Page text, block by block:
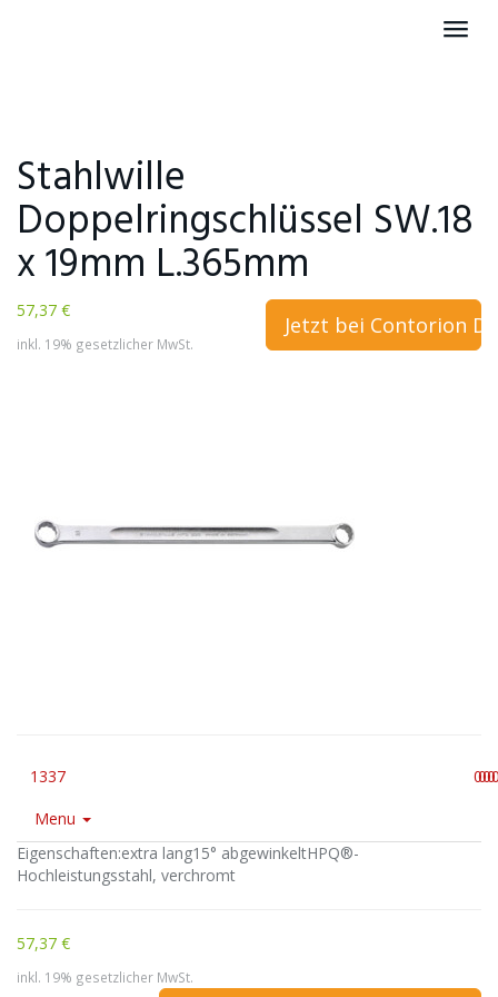
Stahlwille
Doppelringschlüssel SW.18
x 19mm L.365mm
57,37 €
inkl. 19% gesetzlicher MwSt.
Jetzt bei Contorion
1337 0000
Menu
Eigenschaften:extra lang15° abgewinkeltHPQ®-
Hochleistungsstahl, verchromt
57,37 €
inkl. 19% gesetzlicher MwSt.